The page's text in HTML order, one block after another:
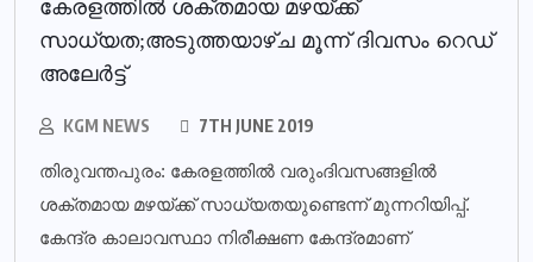
കേരളത്തില്‍ ശക്തമായ മഴയ്ക്ക്
സാധ്യത;അടുത്തയാഴ്ച മൂന്ന് ദിവസം റെഡ്
അലേര്‍ട്ട്
KGM NEWS 7TH JUNE 2019
തിരുവന്തപുരം: കേരളത്തില്‍ വരുംദിവസങ്ങളില്‍
ശക്തമായ മഴയ്ക്ക് സാധ്യതയുണ്ടെന്ന് മുന്നറിയിപ്പ്.
കേന്ദ്ര കാലാവസ്ഥാ നിരീക്ഷണ കേന്ദ്രമാണ്